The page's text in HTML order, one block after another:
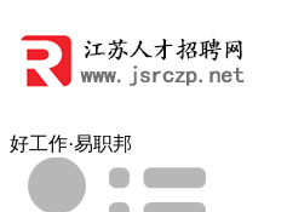
好工作·易职邦